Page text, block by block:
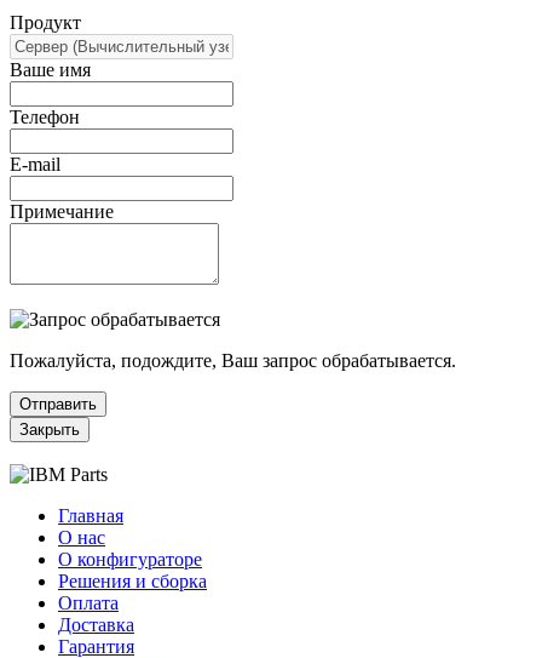
Продукт
Ваше имя
Телефон
E-mail
Примечание
Пожалуйста, подождите, Ваш запрос обрабатывается.
Отправить
Закрыть
Главная
О нас
О конфигураторе
Решения и сборка
Оплата
Доставка
Гарантия